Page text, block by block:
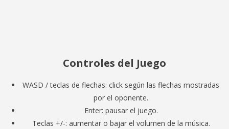
Controles del Juego
WASD / teclas de flechas: click según las flechas mostradas
por el oponente.
Enter: pausar el juego.
Teclas +/-: aumentar o bajar el volumen de la música.